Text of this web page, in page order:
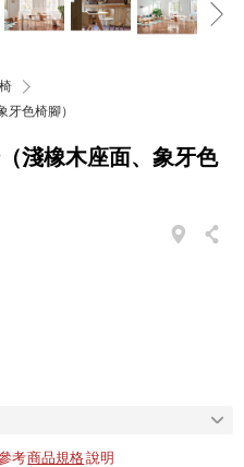
色椅腳）
淺橡木座面、象牙色
考商品規格說明